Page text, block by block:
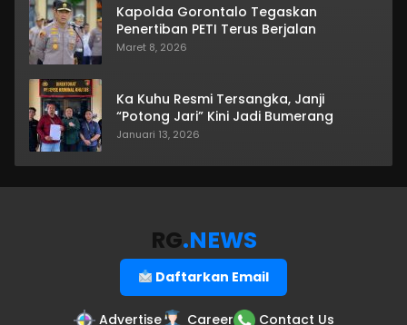
Kapolda Gorontalo Tegaskan
Penertiban PETI Terus Berjalan
Maret 8, 2026
Ka Kuhu Resmi Tersangka, Janji
“Potong Jari” Kini Jadi Bumerang
Januari 13, 2026
RG.NEWS
Daftarkan Email
Advertise Career Contact Us